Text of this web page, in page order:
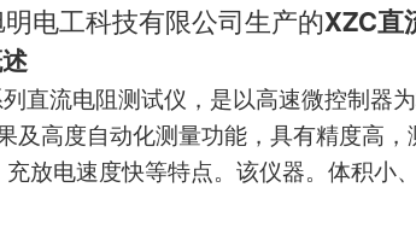
电工科技有限公司生产的XZC直
直流电阻测试仪，是以高速微控制器
及高度自动化测量功能，具有精度高
放电速度快等特点。该仪器。体积小